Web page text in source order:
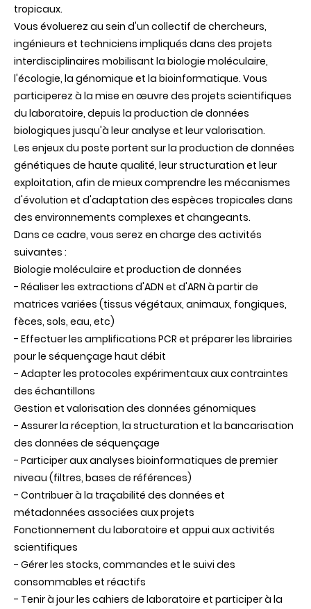
tropicaux.
Vous évoluerez au sein d'un collectif de chercheurs,
ingénieurs et techniciens impliqués dans des projets
interdisciplinaires mobilisant la biologie moléculaire,
l'écologie, la génomique et la bioinformatique. Vous
participerez à la mise en œuvre des projets scientifiques
du laboratoire, depuis la production de données
biologiques jusqu'à leur analyse et leur valorisation.
Les enjeux du poste portent sur la production de données
génétiques de haute qualité, leur structuration et leur
exploitation, afin de mieux comprendre les mécanismes
d'évolution et d'adaptation des espèces tropicales dans
des environnements complexes et changeants.
Dans ce cadre, vous serez en charge des activités
suivantes :
Biologie moléculaire et production de données
- Réaliser les extractions d'ADN et d'ARN à partir de
matrices variées (tissus végétaux, animaux, fongiques,
fèces, sols, eau, etc)
- Effectuer les amplifications PCR et préparer les librairies
pour le séquençage haut débit
- Adapter les protocoles expérimentaux aux contraintes
des échantillons
Gestion et valorisation des données génomiques
- Assurer la réception, la structuration et la bancarisation
des données de séquençage
- Participer aux analyses bioinformatiques de premier
niveau (filtres, bases de références)
- Contribuer à la traçabilité des données et
métadonnées associées aux projets
Fonctionnement du laboratoire et appui aux activités
scientifiques
- Gérer les stocks, commandes et le suivi des
consommables et réactifs
- Tenir à jour les cahiers de laboratoire et participer à la